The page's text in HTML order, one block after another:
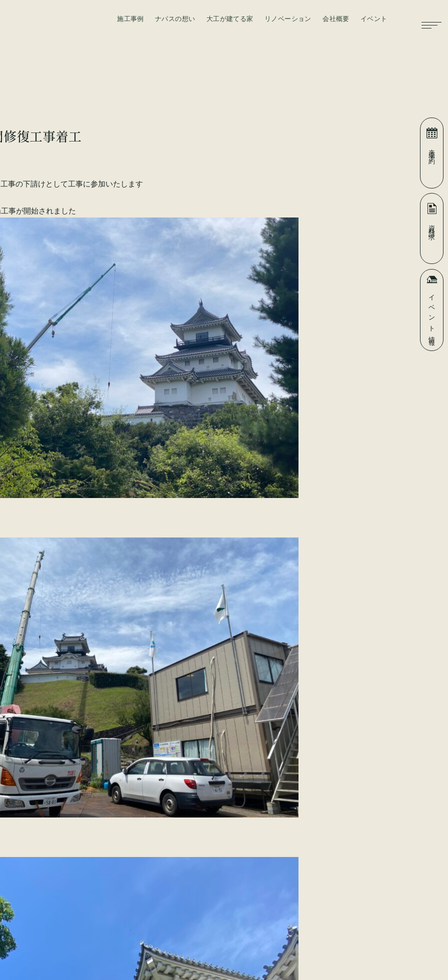
施工事例 ナパスの想い 大工が建てる家 リノベーション 会社概要 イベント
復工事着工
事の下請けとして工事に参加いたします
事が開始されました
来場予約
資料請求
イベント